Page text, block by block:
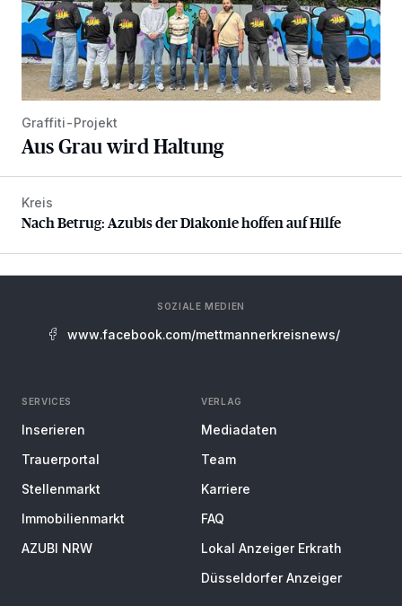
Graffiti-Projekt
Aus Grau wird Haltung
Nach Betrug: Azubis der Diakonie hoffen auf Hilfe
Kreis
Nach Betrug: Azubis der Diakonie hoffen auf Hilfe
SOZIALE MEDIEN
www.facebook.com/mettmannerkreisnews/
SERVICES
Inserieren
Trauerportal
Stellenmarkt
Immobilienmarkt
AZUBI NRW
VERLAG
Mediadaten
Team
Karriere
FAQ
Lokal Anzeiger Erkrath
Düsseldorfer Anzeiger